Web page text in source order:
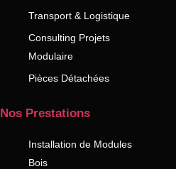
Transport & Logistique
Consulting Projets
Modulaire
Pièces Détachées
Nos Prestations
Installation de Modules
Bois